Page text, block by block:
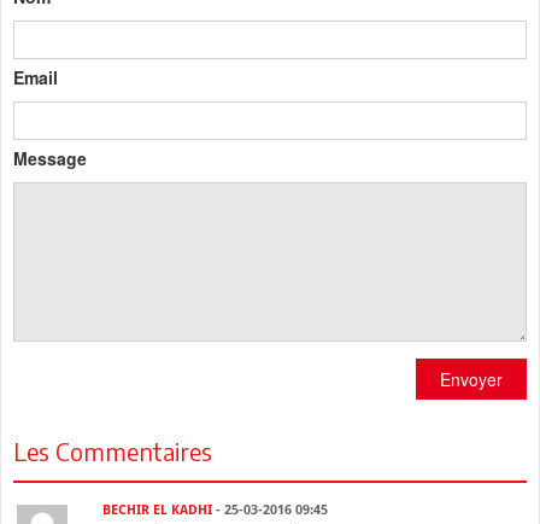
Email
Message
Envoyer
Les Commentaires
BECHIR EL KADHI - 25-03-2016 09:45